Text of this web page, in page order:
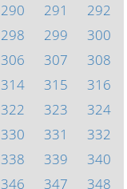
290 291
292
298 299
300
306 307
308
314 315
316
322 323
324
330 331
332
338 339
340
346 347 348